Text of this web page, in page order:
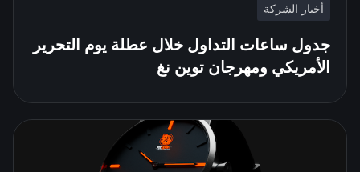
أخبار الشركة
جدول ساعات التداول خلال عطلة يوم التحرير
الأمريكي ومهرجان توين نغ